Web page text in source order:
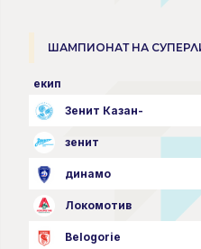
ШАМПИОНАТ НА
екип
Зенит Казан-
зенит
динамо
Локомотив
Belogorie